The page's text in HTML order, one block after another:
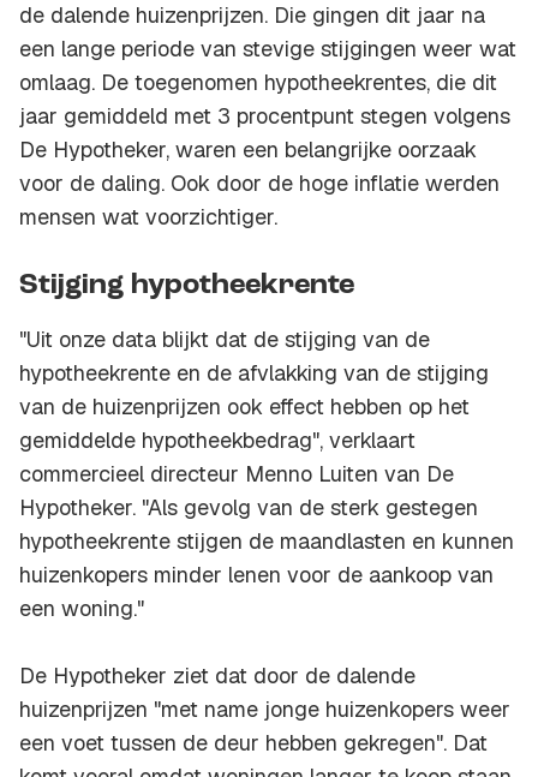
de dalende huizenprijzen. Die gingen dit jaar na
een lange periode van stevige stijgingen weer wat
omlaag. De toegenomen hypotheekrentes, die dit
jaar gemiddeld met 3 procentpunt stegen volgens
De Hypotheker, waren een belangrijke oorzaak
voor de daling. Ook door de hoge inflatie werden
mensen wat voorzichtiger.
Stijging hypotheekrente
"Uit onze data blijkt dat de stijging van de
hypotheekrente en de afvlakking van de stijging
van de huizenprijzen ook effect hebben op het
gemiddelde hypotheekbedrag", verklaart
commercieel directeur Menno Luiten van De
Hypotheker. "Als gevolg van de sterk gestegen
hypotheekrente stijgen de maandlasten en kunnen
huizenkopers minder lenen voor de aankoop van
een woning."
De Hypotheker ziet dat door de dalende
huizenprijzen "met name jonge huizenkopers weer
een voet tussen de deur hebben gekregen". Dat